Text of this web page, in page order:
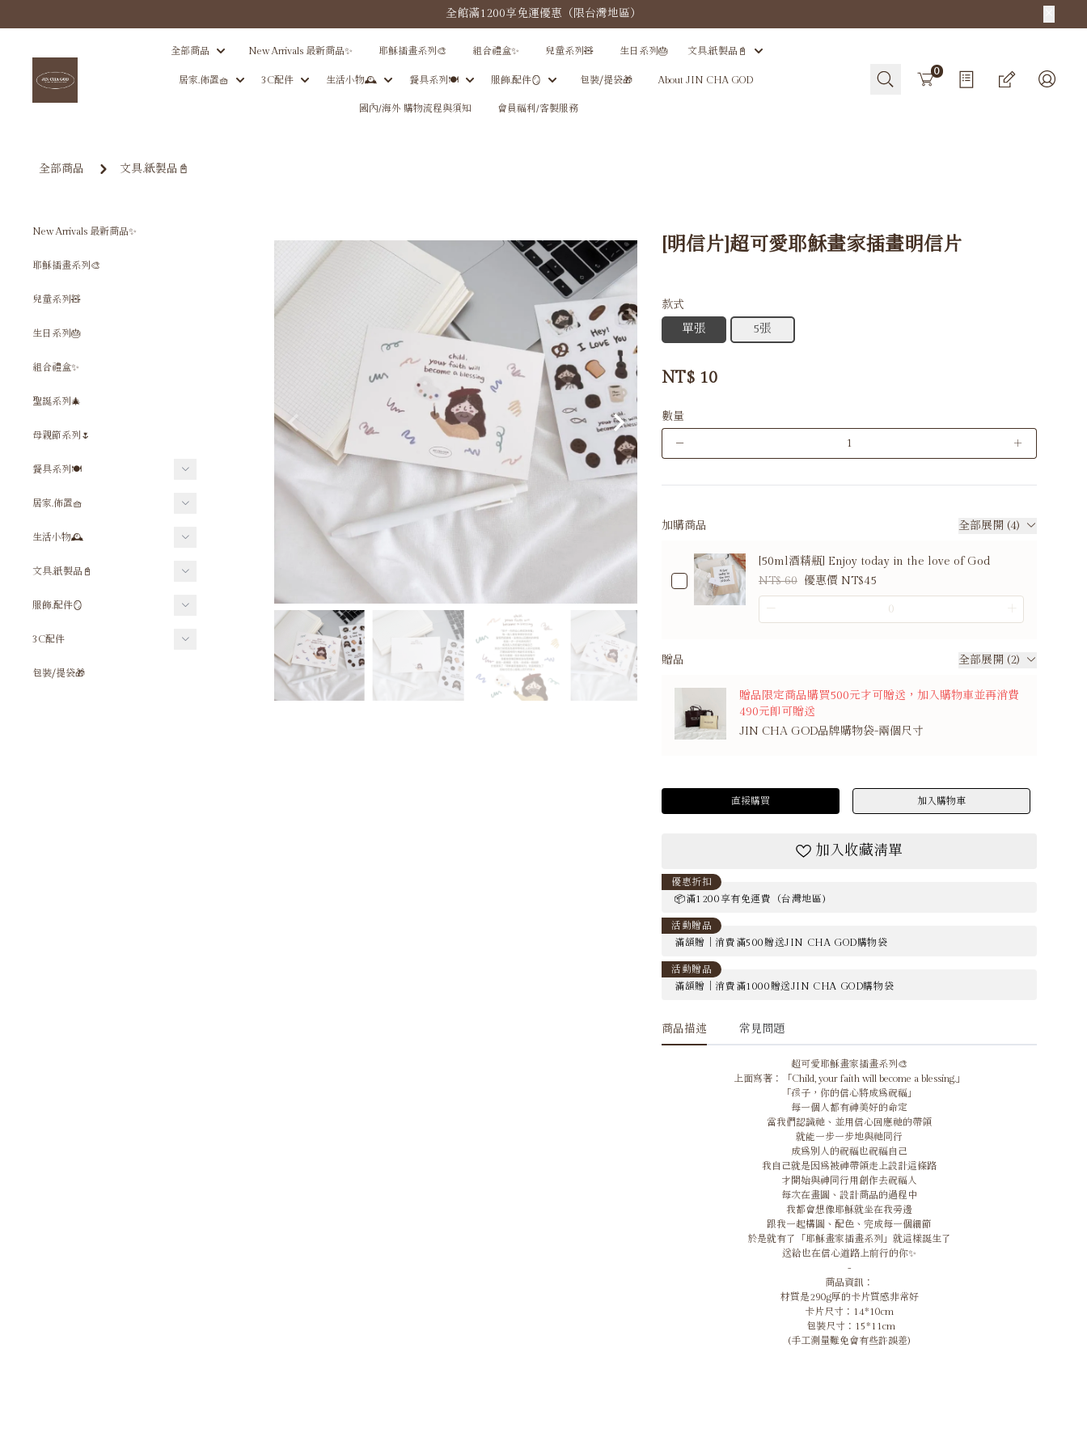
全館滿1200享免運優惠（限台灣地區）
全部商品 New Arrivals 最新商品✨ 耶穌插畫系列🎨 組合禮盒✨ 兒童系列🧸 生日系列🎂 文具.紙製品📓
居家.佈置🧺 3C配件 生活小物🕰 餐具系列🍽️ 服飾.配件🪞 包裝⧸提袋🎁 About JIN CHA GOD
國內/海外 購物流程與須知 會員福利/客製服務
Cart 0
全部商品 文具.紙製品📓
New Arrivals 最新商品✨
耶穌插畫系列🎨
兒童系列🧸
生日系列🎂
組合禮盒✨
聖誕系列🎄
母親節系列🌷
餐具系列🍽️
餐具⧸吸管組
杯墊
碗⧸盤
木漿海綿
居家.佈置🧺
禱告墊⧸坐墊
十字架
時鐘
生活小物🕰
鑰匙圈⧸吊飾
雨傘
文具.紙製品📓
筆組
服飾.配件🪞
飾品
3C配件
手機殼
包裝⧸提袋🎁
[明信片]超可愛耶穌畫家插畫明信片
款式
單張 5張
NT$ 10
數量
－ ＋
加購商品 全部展開 (4)
[50ml酒精瓶] Enjoy today in the love of God
NT$ 60 優惠價 NT$45
－
贈品 全部展開 (2)
贈品限定商品購買500元才可贈送，加入購物車並再消費
490元即可贈送
JIN CHA GOD品牌購物袋-兩個尺寸
直接購買 加入購物車
加入收藏清單
優惠折扣
📦滿1200享有免運費（台灣地區)
活動贈品
滿額贈｜消費滿500贈送JIN CHA GOD購物袋
活動贈品
滿額贈｜消費滿1000贈送JIN CHA GOD購物袋
商品描述 常見問題
超可愛耶穌畫家插畫系列🎨
上面寫著：「Child, your faith will become a blessing.」
「孩子，你的信心將成為祝福」
每一個人都有神美好的命定
當我們認識祂、並用信心回應祂的帶領
就能一步一步地與祂同行
成為別人的祝福也祝福自己
我自己就是因為被神帶領走上設計這條路
才開始與神同行用創作去祝福人
每次在畫圖、設計商品的過程中
我都會想像耶穌就坐在我旁邊
跟我一起構圖、配色、完成每一個細節
於是就有了「耶穌畫家插畫系列」就這樣誕生了
送給也在信心道路上前行的你✨
-
商品資訊：
材質是290g厚的卡片質感非常好
卡片尺寸：14*10cm
包裝尺寸：15*11cm
(手工測量難免會有些許誤差)